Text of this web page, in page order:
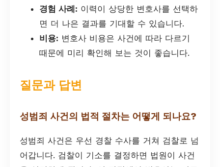
경험 사례: 이력이 상당한 변호사를 선택하
면 더 나은 결과를 기대할 수 있습니다.
비용: 변호사 비용은 사건에 따라 다르기
때문에 미리 확인해 보는 것이 좋습니다.
질문과 답변
성범죄 사건의 법적 절차는 어떻게 되나요?
성범죄 사건은 우선 경찰 수사를 거쳐 검찰로 넘
어갑니다. 검찰이 기소를 결정하면 법원이 사건